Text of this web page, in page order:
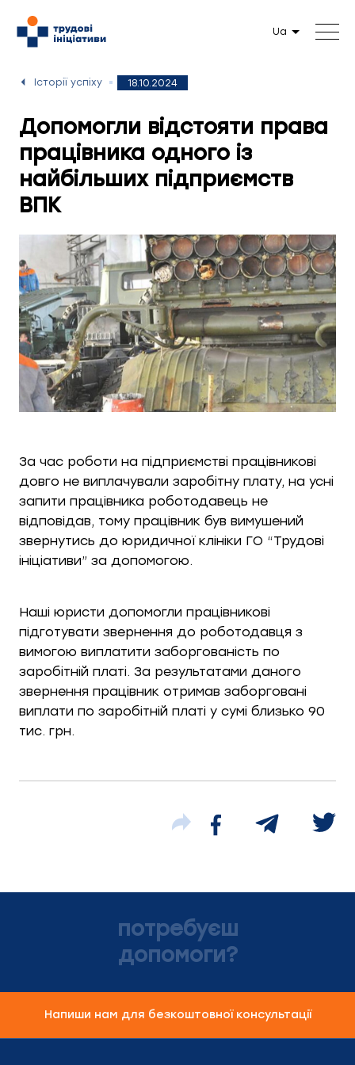
Ua
Історії успіху 18.10.2024
Допомогли відстояти права
працівника одного із
найбільших підприємств
ВПК
За час роботи на підприємстві працівникові
довго не виплачували заробітну плату, на усні
запити працівника роботодавець не
відповідав, тому працівник був вимушений
звернутись до юридичної клініки ГО “Трудові
ініціативи” за допомогою.
Наші юристи допомогли працівникові
підготувати звернення до роботодавця з
вимогою виплатити заборгованість по
заробітній платі. За результатами даного
звернення працівник отримав заборговані
виплати по заробітній платі у сумі близько 90
тис. грн.
потребуєш
допомоги?
Напиши нам для безкоштовної консультації